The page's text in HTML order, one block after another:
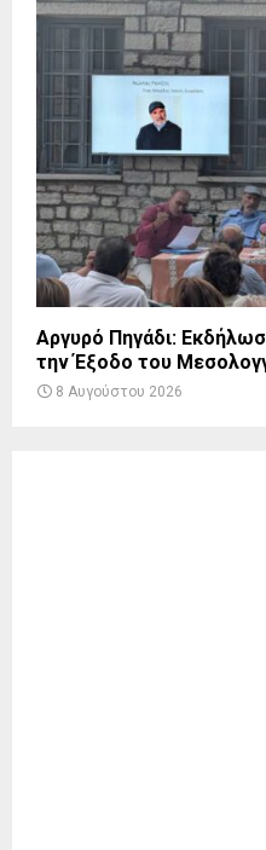
Αργυρό Πηγάδι:
την Έξοδο του
8 Αυγούστου 2026